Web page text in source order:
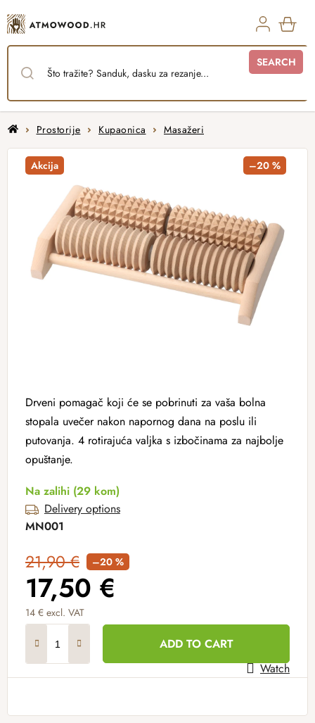
to
content
SEARCH
HomeProstorije Kupaonica Masažeri
Drveni pomagač koji će se pobrinuti za vaša bolna
stopala uvečer nakon napornog dana na poslu ili
putovanja. 4 rotirajuća valjka s izbočinama za najbolje
opuštanje.
Na zalihi (29 kom)
Delivery options
MN001
21,90 € –20 %
17,50 €
14 € excl. VAT
ADD TO CART
Watch
Akcija –20 %